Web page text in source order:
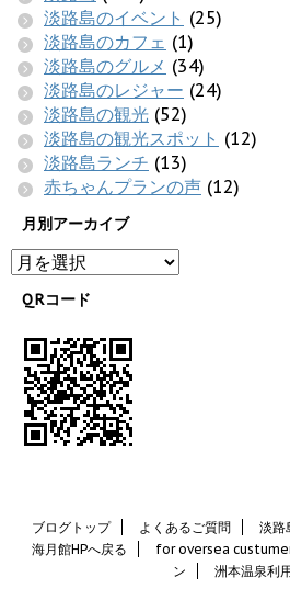
淡路島のイベント (25)
淡路島のカフェ (1)
淡路島のグルメ (34)
淡路島のレジャー (24)
淡路島の観光 (52)
淡路島の観光スポット (12)
淡路島ランチ (13)
赤ちゃんプランの声 (12)
月別アーカイブ
QRコード
ブログトップ よくあるご質問 淡路
海月館HPへ戻る
for oversea
ン
洲本温泉利